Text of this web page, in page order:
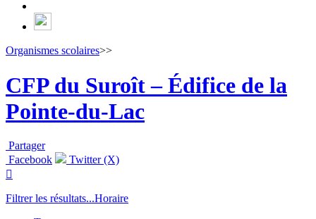
Organismes scolaires>>
CFP du Suroît – Édifice de la
Pointe-du-Lac
Partager
Facebook
Twitter (X)

Filtrer les résultats...Horaire